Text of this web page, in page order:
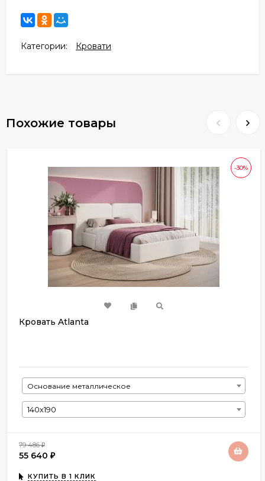
Категории: Кровати
Похожие товары
-30%
Кровать Atlanta
Основание металлическое
140х190
79 486₽
55 640 ₽
КУПИТЬ В 1 КЛИК